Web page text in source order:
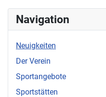
Navigation
Neuigkeiten
Der Verein
Sportangebote
Sportstätten